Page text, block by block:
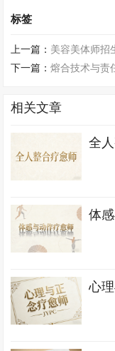
标签
上一篇： 美容美体师招
下一篇：熔合技术与责
相关文章
全
体
心